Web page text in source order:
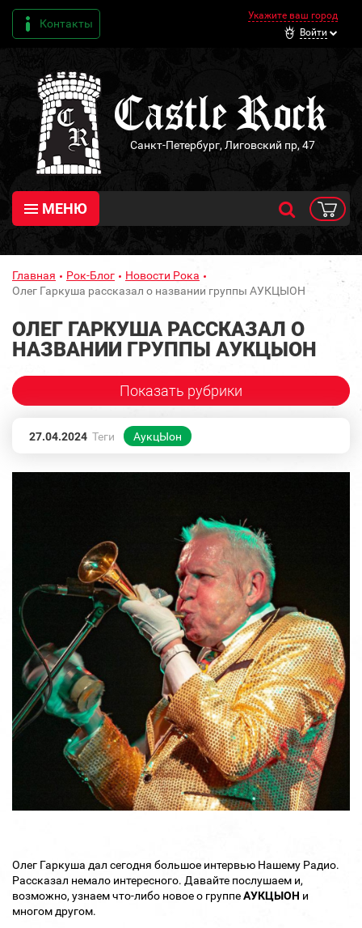
Контакты
Укажите ваш город
Войти
Санкт-Петербург, Лиговский пр, 47
МЕНЮ
Главная Рок-Блог
Новости Рока
Олег Гаркуша рассказал о названии группы АУКЦЫОН
ОЛЕГ ГАРКУША РАССКАЗАЛ О
НАЗВАНИИ ГРУППЫ АУКЦЫОН
Показать рубрики
27.04.2024 Теги АукцЫон
Олег Гаркуша дал сегодня большое интервью Нашему Радио.
Рассказал немало интересного. Давайте послушаем и,
возможно, узнаем что-либо новое о группеАУКЦЫОН и
многом другом.